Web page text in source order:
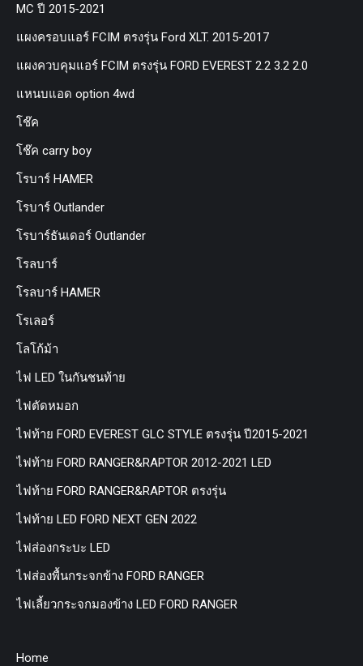
MC ปี 2015-2021
แผงครอบแอร์ FCIM ตรงรุ่น Ford XLT. 2015-2017
แผงควบคุมแอร์ FCIM ตรงรุ่น FORD EVEREST 2.2 3.2 2.0
แหนบแอด option 4wd
โช๊ค
โช๊ค carry boy
โรบาร์ HAMER
โรบาร์ Outlander
โรบาร์ธันเดอร์ Outlander
โรลบาร์
โรลบาร์ HAMER
โรเลอร์
โลโก้ม้า
ไฟ LED ในกันชนท้าย
ไฟตัดหมอก
ไฟท้าย FORD EVEREST GLC STYLE ตรงรุ่น ปี2015-2021
ไฟท้าย FORD RANGER&RAPTOR 2012-2021 LED
ไฟท้าย FORD RANGER&RAPTOR ตรงรุ่น
ไฟท้าย LED FORD NEXT GEN 2022
ไฟส่องกระบะ LED
ไฟส่องพื้นกระจกข้าง FORD RANGER
ไฟเลี้ยวกระจกมองข้าง LED FORD RANGER
Home